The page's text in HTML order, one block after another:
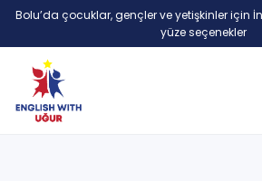
Bolu’da çocuklar, gençler ve yetişkinler için
yüze seçenekler